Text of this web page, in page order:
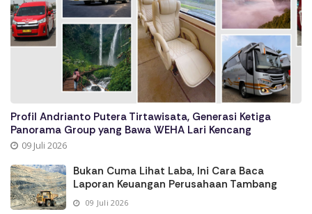
Profil Andrianto Putera Tirtawisata, Generasi Ketiga
Panorama Group yang Bawa WEHA Lari Kencang
09 Juli 2026
Bukan Cuma Lihat Laba, Ini Cara Baca
Laporan Keuangan Perusahaan Tambang
09 Juli 2026